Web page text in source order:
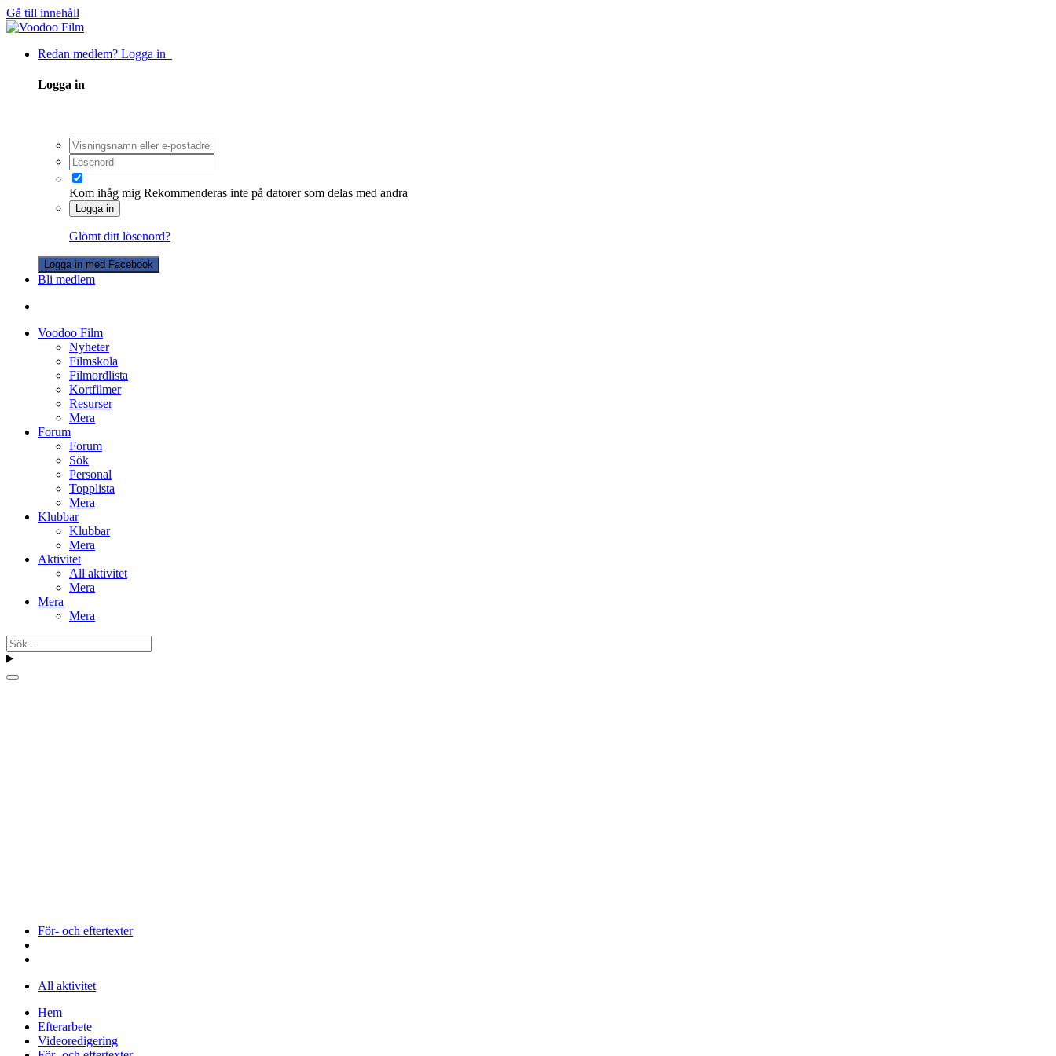
Gå till innehåll
Redan medlem? Logga in
Logga in
Kom ihåg mig Rekommenderas inte på datorer som delas med andra
Logga in
Glömt ditt lösenord?
Logga in med Facebook
Bli medlem
Voodoo Film
Nyheter
Filmskola
Filmordlista
Kortfilmer
Resurser
Mera
Forum
Forum
Sök
Personal
Topplista
Mera
Klubbar
Klubbar
Mera
Aktivitet
All aktivitet
Mera
Mera
Mera
För- och eftertexter
All aktivitet
Hem
Efterarbete
Videoredigering